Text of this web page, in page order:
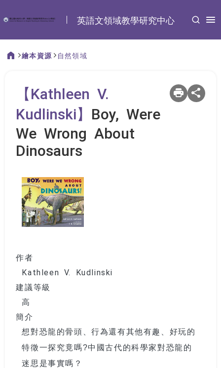
英語文領域教學研究中心
繪本資源 自然領域
【Kathleen V.
Kudlinski】 Boy, Were
We Wrong About
Dinosaurs
作者
Kathleen V. Kudlinski
建議等級
高
簡介
想對恐龍的骨頭、行為還有其他有趣、好玩的
特徵一探究竟嗎?中國古代的科學家對恐龍的
迷思是事實嗎？